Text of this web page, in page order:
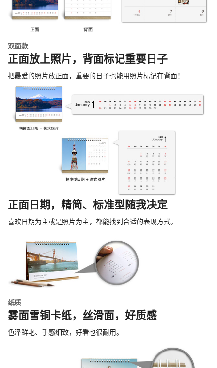
双面款
正面放上照片，背面标记重要日子
把最爱的照片放正面，重要的日子也能用照片标记在背面！
正面日期，精简、标准型随我决定
喜欢日期为主或是照片为主，都能找到合适的表现方式。
纸质
雾面雪铜卡纸，丝滑面，好质感
色泽鲜艳、手感细致，好看也很耐用。